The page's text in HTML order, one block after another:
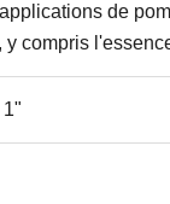
de
y compris
1"